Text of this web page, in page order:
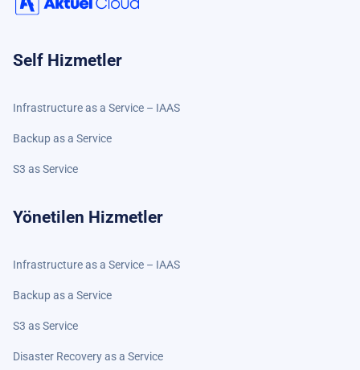
Self Hizmetler
Infrastructure as a Service – IAAS
Backup as a Service
S3 as Service
Yönetilen Hizmetler
Infrastructure as a Service – IAAS
Backup as a Service
S3 as Service
Disaster Recovery as a Service